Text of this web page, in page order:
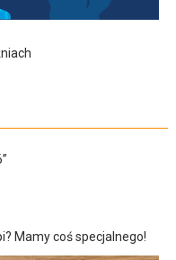
Mamy coś specjalnego!